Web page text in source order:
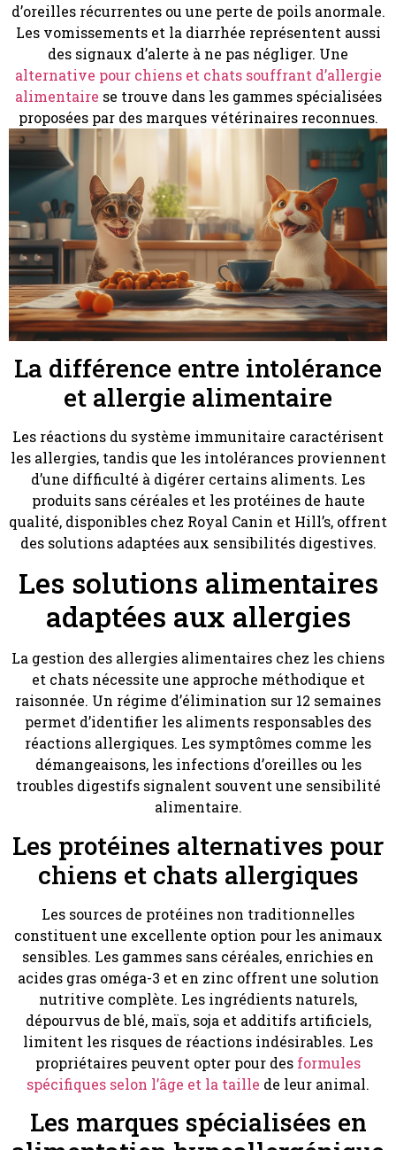
d’oreilles récurrentes ou une perte de poils anormale.
Les vomissements et la diarrhée représentent aussi
des signaux d’alerte à ne pas négliger. Une
alternative pour chiens et chats souffrant d’allergie
alimentaire se trouve dans les gammes spécialisées
proposées par des marques vétérinaires reconnues.
La différence entre intolérance
et allergie alimentaire
Les réactions du système immunitaire caractérisent
les allergies, tandis que les intolérances proviennent
d’une difficulté à digérer certains aliments. Les
produits sans céréales et les protéines de haute
qualité, disponibles chez Royal Canin et Hill’s, offrent
des solutions adaptées aux sensibilités digestives.
Les solutions alimentaires
adaptées aux allergies
La gestion des allergies alimentaires chez les chiens
et chats nécessite une approche méthodique et
raisonnée. Un régime d’élimination sur 12 semaines
permet d’identifier les aliments responsables des
réactions allergiques. Les symptômes comme les
démangeaisons, les infections d’oreilles ou les
troubles digestifs signalent souvent une sensibilité
alimentaire.
Les protéines alternatives pour
chiens et chats allergiques
Les sources de protéines non traditionnelles
constituent une excellente option pour les animaux
sensibles. Les gammes sans céréales, enrichies en
acides gras oméga-3 et en zinc offrent une solution
nutritive complète. Les ingrédients naturels,
dépourvus de blé, maïs, soja et additifs artificiels,
limitent les risques de réactions indésirables. Les
propriétaires peuvent opter pour des formules
spécifiques selon l’âge et la taille de leur animal.
Les marques spécialisées en